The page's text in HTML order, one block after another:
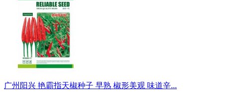
广州阳兴 艳霸指天椒种子 早熟 椒形美观 味道辛...